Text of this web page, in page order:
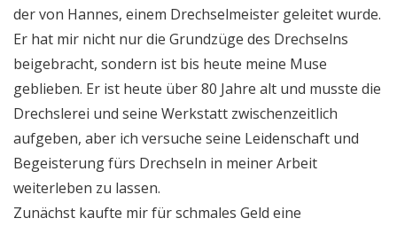
der von Hannes, einem Drechselmeister geleitet wurde.
Er hat mir nicht nur die Grundzüge des Drechselns
beigebracht, sondern ist bis heute meine Muse
geblieben. Er ist heute über 80 Jahre alt und musste die
Drechslerei und seine Werkstatt zwischenzeitlich
aufgeben, aber ich versuche seine Leidenschaft und
Begeisterung fürs Drechseln in meiner Arbeit
weiterleben zu lassen.
Zunächst kaufte mir für schmales Geld eine